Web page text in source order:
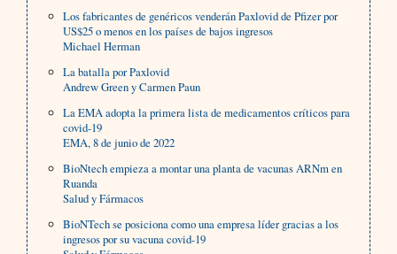
Los fabricantes de genéricos venderán Paxlovid de Pfizer por
US$25 o menos en los países de bajos ingresos
Michael Herman
La batalla por Paxlovid
Andrew Green y Carmen Paun
La EMA adopta la primera lista de medicamentos críticos para
covid-19
EMA, 8 de junio de 2022
BioNtech empieza a montar una planta de vacunas ARNm en
Ruanda
Salud y Fármacos
BioNTech se posiciona como una empresa líder gracias a los
ingresos por su vacuna covid-19